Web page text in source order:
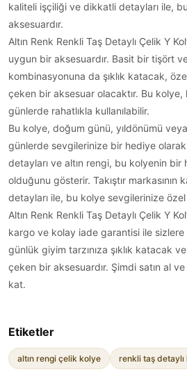
kaliteli işçiliği ve dikkatli detayları ile,
aksesuardır.
Altın Renk Renkli Taş Detaylı Çelik Y
uygun bir aksesuardır. Basit bir tişört
kombinasyonuna da şıklık katacak,
çeken bir aksesuar olacaktır. Bu
günlerde rahatlıkla kullanılabilir.
Bu kolye, doğum günü, yıldönümü
günlerde sevgilerinize bir hediye
detayları ve altın rengi, bu kolyenin bir
olduğunu gösterir. Takıştır
detayları ile, bu kolye sevgilerinize
Altın Renk Renkli Taş Detaylı Çelik Y
kargo ve kolay iade garantisi ile sizlere
günlük giyim tarzınıza şıklık katacak
çeken bir aksesuardır. Şimdi satın al
kat.
Etiketler
altın rengi çelik kolye renkli taş detaylı